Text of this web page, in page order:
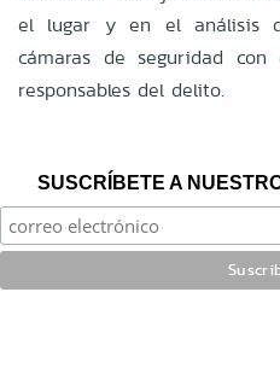
el lugar y en el análisis
cámaras de seguridad
responsables del delito.
SUSCRÍBETE A